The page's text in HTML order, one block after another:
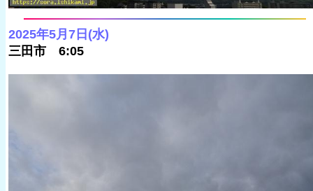
2025年5月7日(水)
三田市 6:05